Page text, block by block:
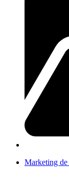
Marketing